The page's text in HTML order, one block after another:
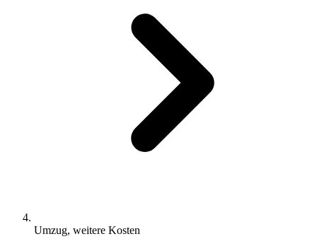
Umzug, weitere Kosten